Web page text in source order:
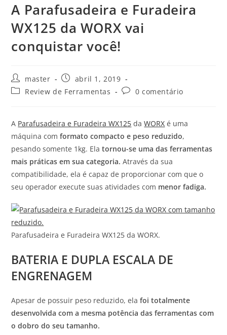
A Parafusadeira e Furadeira
WX125 da WORX vai
conquistar você!
master
abril 1, 2019
Review de Ferramentas
0 comentário
A Parafusadeira e Furadeira WX125 daWORX é uma
máquina comformato compacto e peso reduzido,
pesando somente 1kg. Elatornou-se uma das ferramentas
mais práticas em sua categoria. Através da sua
compatibilidade, ela é capaz de proporcionar com que o
seu operador execute suas atividades com menor fadiga.
Parafusadeira e Furadeira WX125 da WORX.
BATERIA E DUPLA ESCALA DE
ENGRENAGEM
Apesar de possuir peso reduzido, elafoi totalmente
desenvolvida com a mesma potência das ferramentas com
o dobro do seu tamanho.